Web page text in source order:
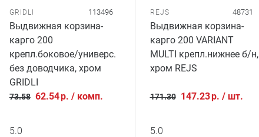
GRIDLI 113496
Выдвижная корзина-
карго 200
крепл.боковое/универс.
без доводчика, хром
GRIDLI
73.58 62.54р. / комп.
5.0
REJS 48731
Выдвижная корзина-
карго 200 VARIANT
MULTI крепл.нижнее б/н,
хром REJS
171.30 147.23р. / шт.
5.0